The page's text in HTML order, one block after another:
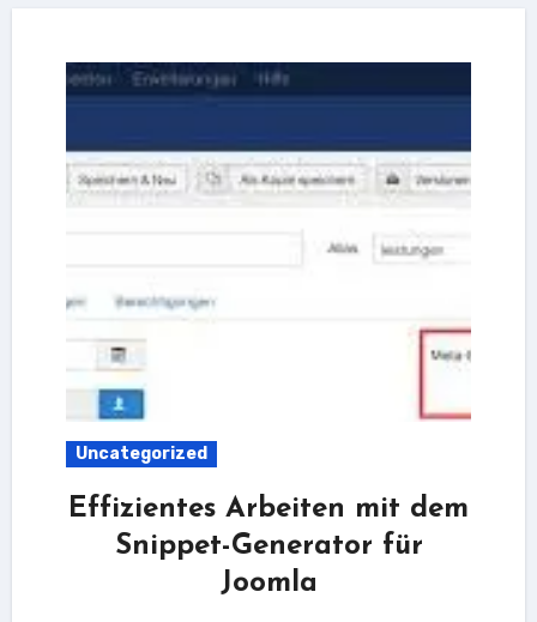
Uncategorized
Effizientes Arbeiten mit dem
Snippet-Generator für
Joomla